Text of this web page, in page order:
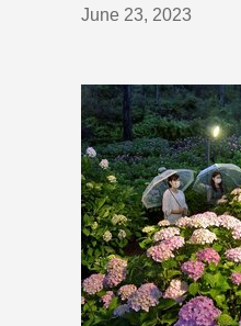
June 23, 2023